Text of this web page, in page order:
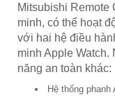
Mitsubishi Remote
minh, có thể hoạt
với hai hệ điều
minh Apple
năng an toàn khác:
Hệ thống